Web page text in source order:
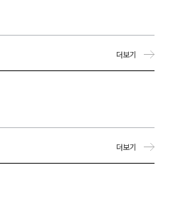
더보기
더보기